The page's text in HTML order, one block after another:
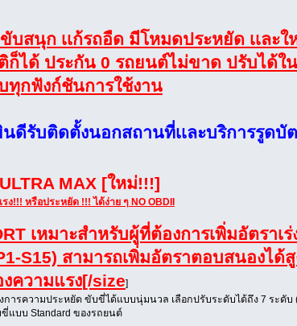
ขับสนุก เเก้รถอืด มีโหมดประหยัด เเล
ได้ ประกัน 0 รถยนต์ไม่ขาด ปรับได้ใ
ทุกฟังก์ชันการใช้งาน
นดีรับติดตั้งนอกสถานที่เเละบริการรูดบั
MAX [ใหม่!!!]
ง!!! หรือประหยัด !!! ได้ง่าย ๆ NO OBDII
เหมาะสำหรับผู้ที่ต้องการเพิ่มอัตรา
S15) สามารถเพิ่มอัตราตอบสนองไ
ความแรง[/size]
การความประหยัด ขับขี่ได้แบบนุ่มนวล เลือกปรับระดับได้ถึง 7 ระดับ
แบบ Standard ของรถยนต์